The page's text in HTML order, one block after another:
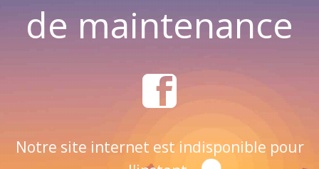
de maintenance
Notre site internet est indisponible pour